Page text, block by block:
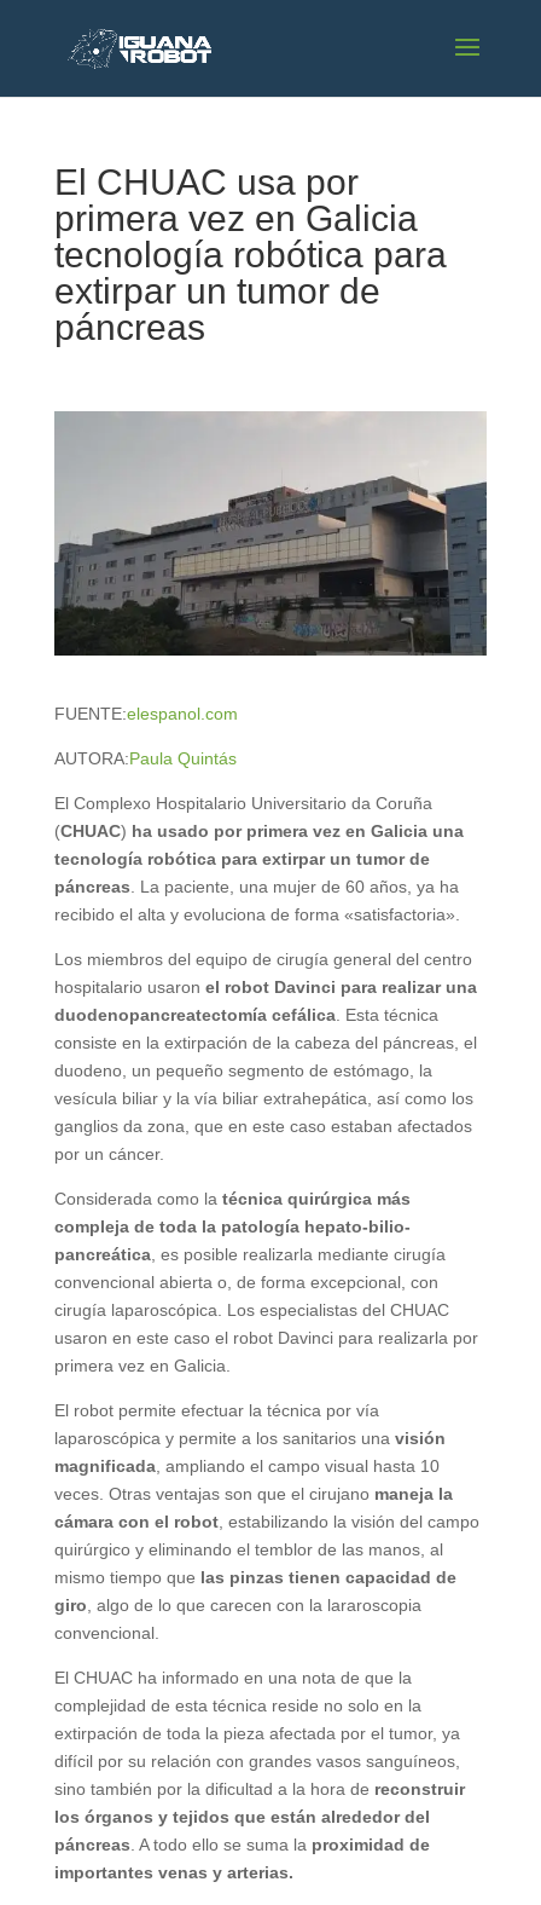
El CHUAC usa por
primera vez en Galicia
tecnología robótica para
extirpar un tumor de
páncreas
FUENTE:elespanol.com
AUTORA:Paula Quintás
El Complexo Hospitalario Universitario da Coruña
(CHUAC) ha usado por primera vez en Galicia una
tecnología robótica para extirpar un tumor de
páncreas . La paciente, una mujer de 60 años, ya ha
recibido el alta y evoluciona de forma «satisfactoria».
Los miembros del equipo de cirugía general del centro
hospitalario usaron el robot Davinci para realizar una
duodenopancreatectomía cefálica. Esta técnica
consiste en la extirpación de la cabeza del páncreas, el
duodeno, un pequeño segmento de estómago, la
vesícula biliar y la vía biliar extrahepática, así como los
ganglios da zona, que en este caso estaban afectados
por un cáncer.
Considerada como la técnica quirúrgica más
compleja de toda la patología hepato-bilio-
pancreática, es posible realizarla mediante cirugía
convencional abierta o, de forma excepcional, con
cirugía laparoscópica. Los especialistas del CHUAC
usaron en este caso el robot Davinci para realizarla por
primera vez en Galicia.
El robot permite efectuar la técnica por vía
laparoscópica y permite a los sanitarios una visión
magnificada, ampliando el campo visual hasta 10
veces. Otras ventajas son que el cirujano maneja la
cámara con el robot, estabilizando la visión del campo
quirúrgico y eliminando el temblor de las manos, al
mismo tiempo que las pinzas tienen capacidad de
giro , algo de lo que carecen con la lararoscopia
convencional.
El CHUAC ha informado en una nota de que la
complejidad de esta técnica reside no solo en la
extirpación de toda la pieza afectada por el tumor, ya
difícil por su relación con grandes vasos sanguíneos,
sino también por la dificultad a la hora de reconstruir
los órganos y tejidos que están alrededor del
páncreas . A todo ello se suma la proximidad de
importantes venas y arterias.